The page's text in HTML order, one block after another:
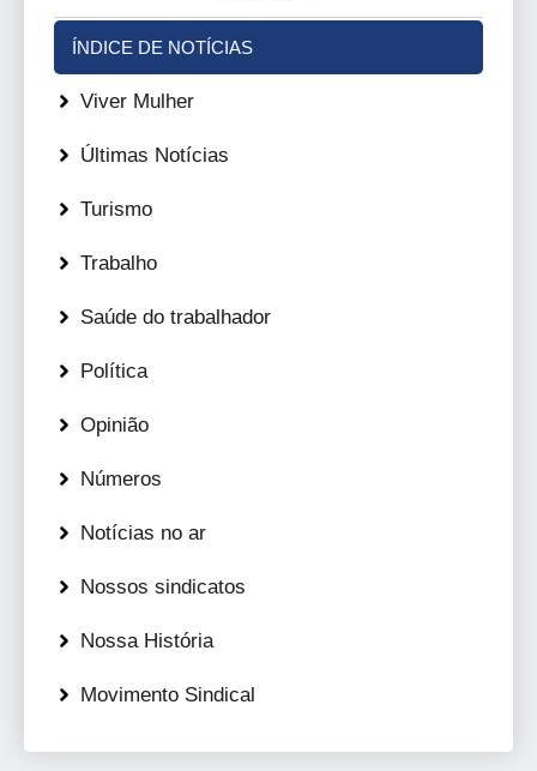
ÍNDICE DE NOTÍCIAS
Viver Mulher
Últimas Notícias
Turismo
Trabalho
Saúde do trabalhador
Política
Opinião
Números
Notícias no ar
Nossos sindicatos
Nossa História
Movimento Sindical